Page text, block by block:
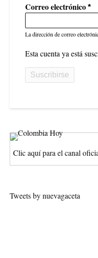
Correo electrónico
La dirección de correo
Esta cuenta ya está
Clic aquí para el canal
Tweets by nuevagaceta